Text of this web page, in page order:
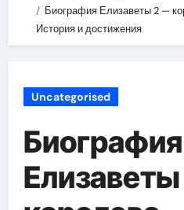
Биография Елизаветы 2 —
История и достижения
Uncategorised
Биография